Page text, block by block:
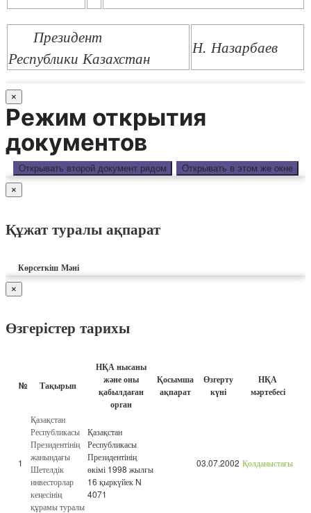
Президент
Республики Казахстан
Н. Назарбаев
×
Режим открытия
документов
Открывать второй документ рядом Открывать в этом же окне
×
Құжат туралы ақпарат
Көрсеткіш Мәні
×
Өзгерістер тарихы
№ Тақырып
НҚА нысаны
және оны
қабылдаған
орган
Қосымша
ақпарат
Өзгерту
күні
НҚА
мәртебесі
1
Қазақстан
Республикасы
Президентінің
жанындағы
Шетелдік
инвесторлар
кеңесінің
құрамы туралы
Қазақстан
Республикасы
Президентінің
өкімі 1998 жылғы
16 қыркүйек N
4071
03.07.2002 Қолданыстағы